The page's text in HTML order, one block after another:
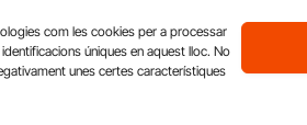
com les cookies per a processar
úniques en aquest lloc. No
unes certes característiques